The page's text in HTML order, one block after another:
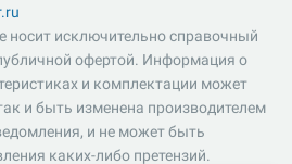
носит исключительно справочный
офертой. Информация о
и комплектации может
и быть изменена производителем
и не может быть
каких-либо претензий.